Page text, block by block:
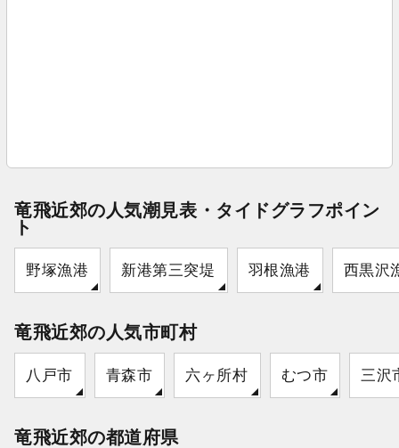
竜飛近郊の人気潮見表・タイドグラフポイン
ト
野塚漁港 新港第三突堤 羽根漁港 西黒沢
竜飛近郊の人気市町村
八戸市 青森市 六ヶ所村 むつ市 三沢
竜飛近郊の都道府県